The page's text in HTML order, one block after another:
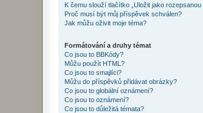
K čemu slouží tlačítko „Uložit jako
Proč musí být můj příspěvek schválen?
Jak můžu oživit moje téma?
Formátování a druhy témat
Co jsou to BBKódy?
Můžu použít HTML?
Co jsou to smajlíci?
Můžu do příspěvků přidávat obrázky?
Co jsou to globální oznámení?
Co jsou to oznámení?
Co jsou to důležitá témata?